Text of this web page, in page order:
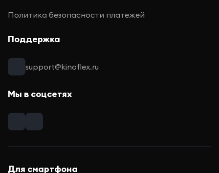
Политика безопасности платежей
Поддержка
support@kinoflex.ru
Мы в соцсетях
Для смартфона